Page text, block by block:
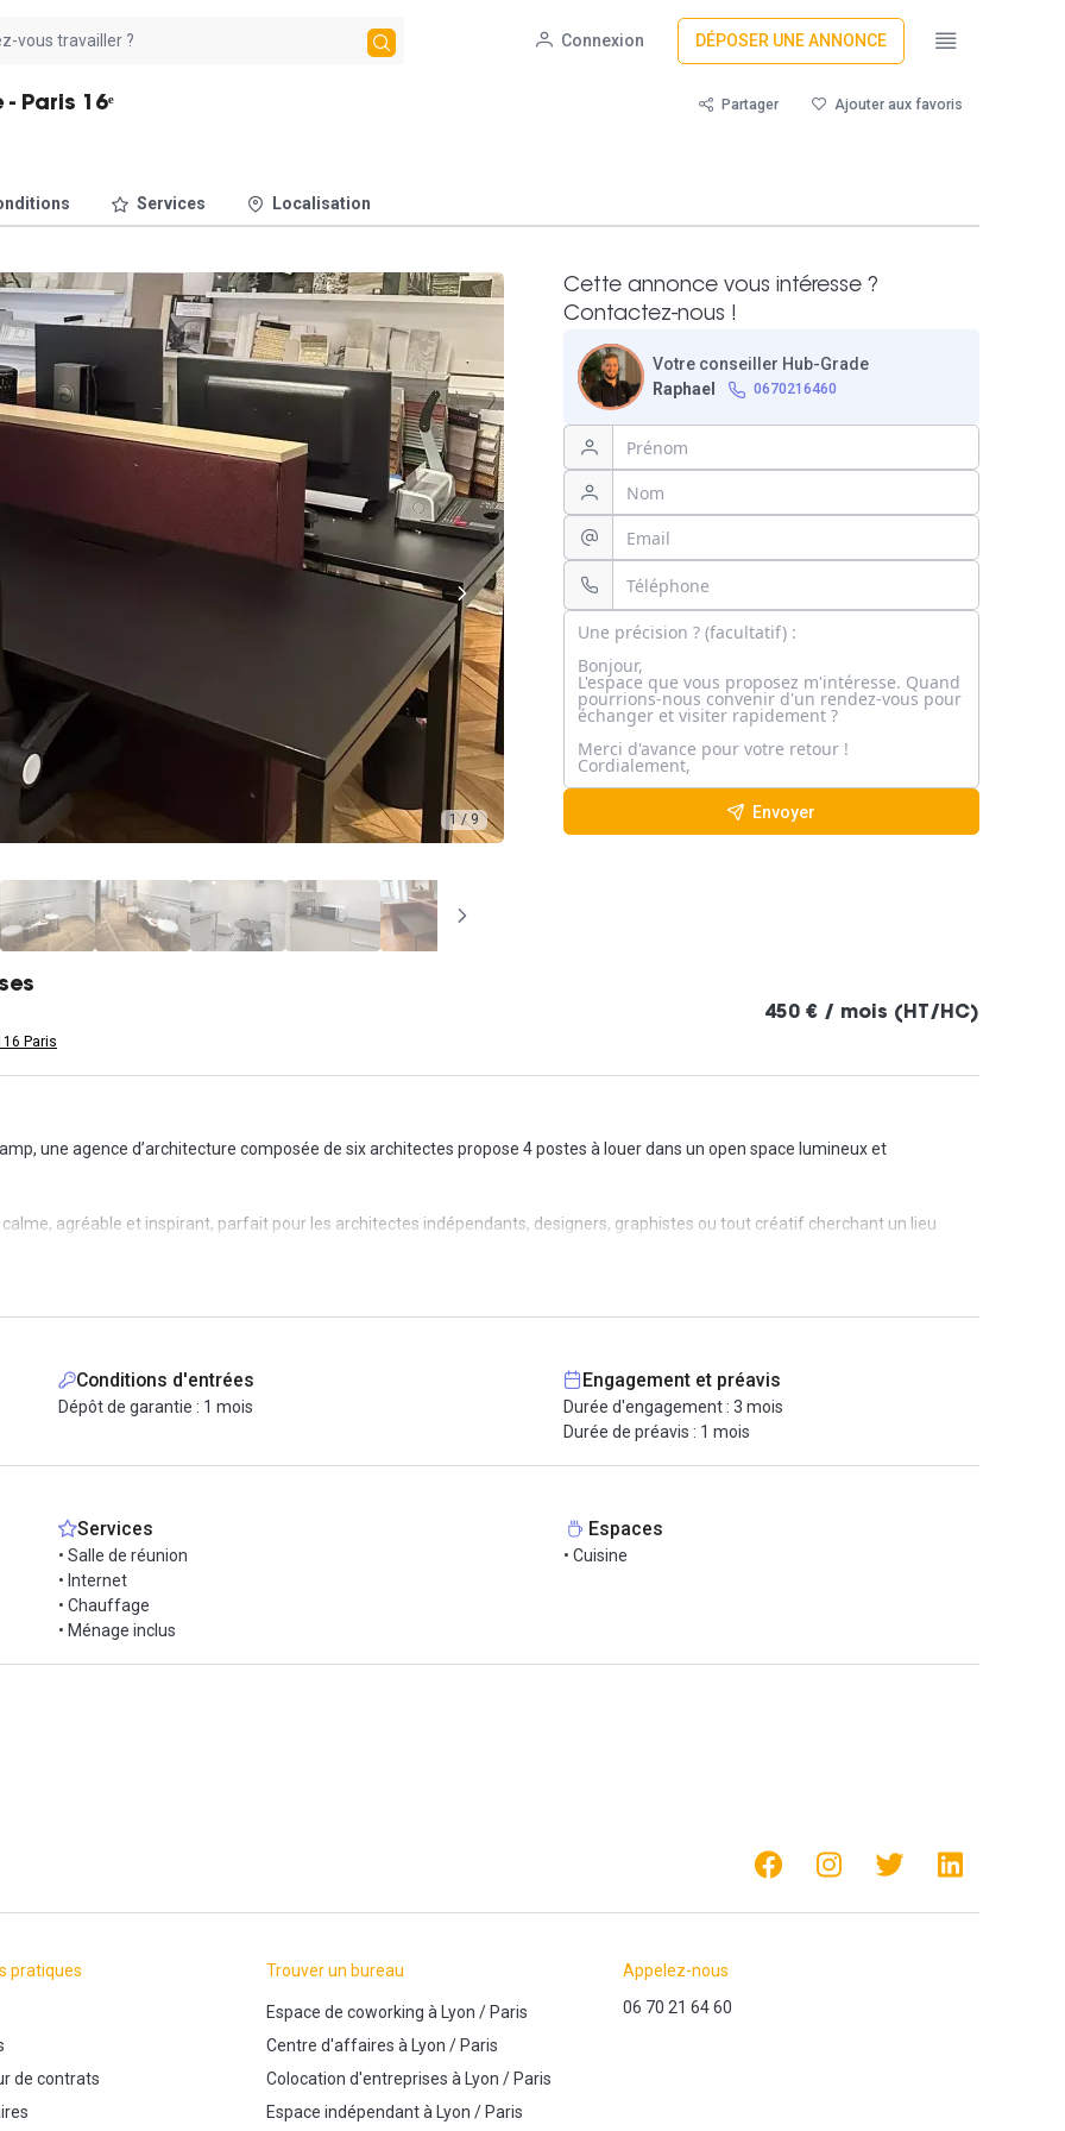
Connexion DÉPOSER UNE ANNONCE
Paris 16ᵉ Partager Ajouter aux favoris
Services Localisation
1 / 9
Cette annonce vous intéresse ?
Contactez-nous !
Votre conseiller Hub-Grade
Raphael
0670216460
Envoyer
Paris
450 € / mois (HT/HC)
une agence d’architecture composée de six architectes propose 4 postes à louer dans un open space lumineux et
agréable et inspirant, parfait pour les architectes indépendants, designers, graphistes ou tout créatif cherchant un lieu
et les échanges,
café,
perforatrice, etc.).
Victor Hugo (ligne 2).
Conditions d'entrées
Dépôt de garantie : 1 mois
Engagement et préavis
Durée d'engagement : 3 mois
Durée de préavis : 1 mois
Services
• Salle de réunion
• Internet
• Chauffage
• Ménage inclus
Espaces
• Cuisine
pratiques
de contrats
Trouver un bureau
Espace de coworking à Lyon /Paris
Centre d'affaires à Lyon /Paris
Colocation d'entreprises à Lyon /Paris
Espace indépendantà Lyon /Paris
Appelez-nous
06 70 21 64 60